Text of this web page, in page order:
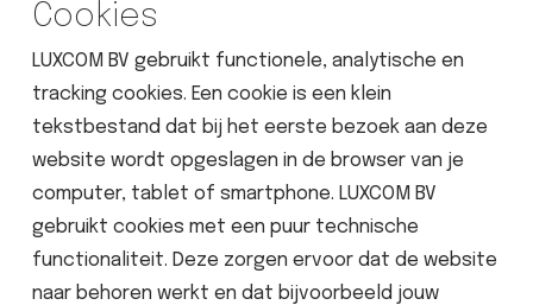
Cookies
LUXCOM BV gebruikt functionele, analytische en
tracking cookies. Een cookie is een klein
tekstbestand dat bij het eerste bezoek aan deze
website wordt opgeslagen in de browser van je
computer, tablet of smartphone. LUXCOM BV
gebruikt cookies met een puur technische
functionaliteit. Deze zorgen ervoor dat de website
naar behoren werkt en dat bijvoorbeeld jouw